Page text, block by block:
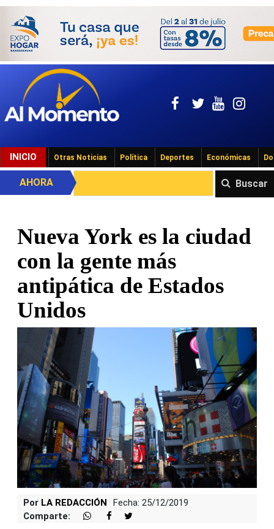
INICIO Otras Noticias Política Deportes Económicas
Buscar
AHORA
Nueva York es la ciudad
con la gente más
antipática de Estados
Unidos
Por LA REDACCIÓN
Fecha: 25/12/2019
Comparte: